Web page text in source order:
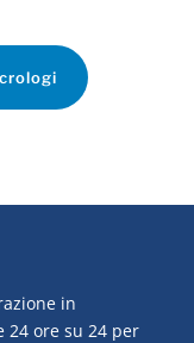
in
24 ore su 24 per